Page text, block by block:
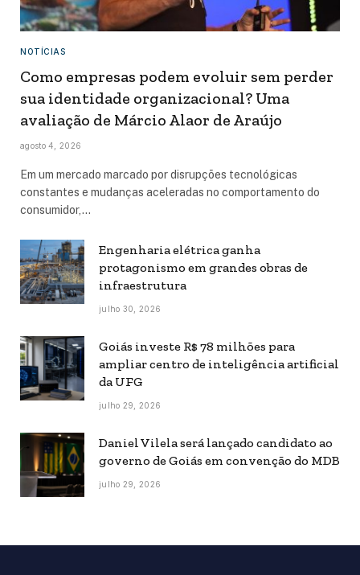
NOTÍCIAS
Como empresas podem evoluir sem perder
sua identidade organizacional? Uma
avaliação de Márcio Alaor de Araújo
agosto 4, 2026
Em um mercado marcado por disrupções tecnológicas
constantes e mudanças aceleradas no comportamento do
consumidor,…
Engenharia elétrica ganha
protagonismo em grandes obras de
infraestrutura
julho 30, 2026
Goiás investe R$ 78 milhões para
ampliar centro de inteligência artificial
da UFG
julho 29, 2026
Daniel Vilela será lançado candidato ao
governo de Goiás em convenção do MDB
julho 29, 2026